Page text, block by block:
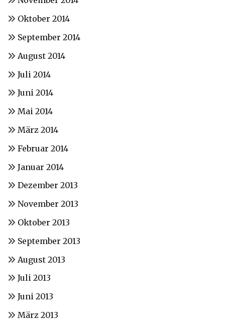
Oktober 2014
September 2014
August 2014
Juli 2014
Juni 2014
Mai 2014
März 2014
Februar 2014
Januar 2014
Dezember 2013
November 2013
Oktober 2013
September 2013
August 2013
Juli 2013
Juni 2013
März 2013